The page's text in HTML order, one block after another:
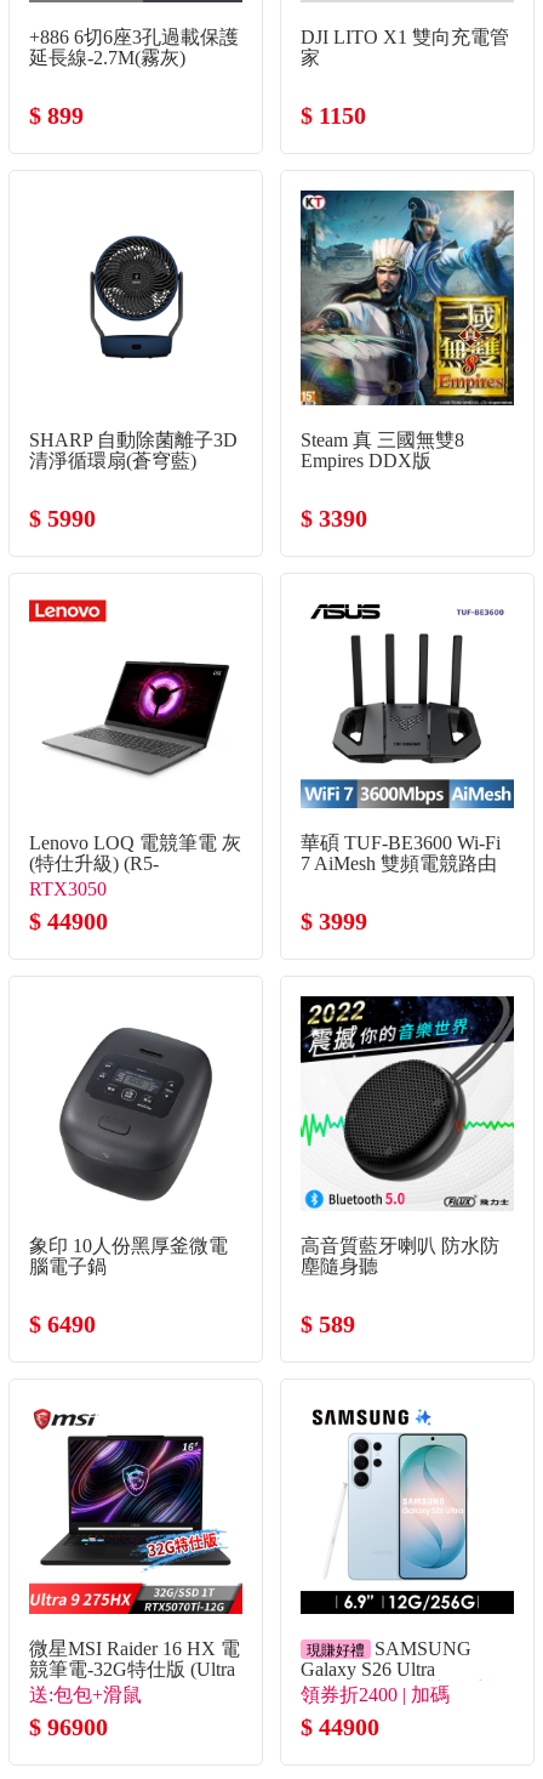
+886 6切6座3孔過載保護
延長線-2.7M(霧灰)
$ 899
DJI LITO X1 雙向充電管
家
$ 1150
SHARP 自動除菌離子3D
清淨循環扇(蒼穹藍)
$ 5990
Steam 真 三國無雙8
Empires DDX版
$ 3390
Lenovo LOQ 電競筆電 灰
(特仕升級) (R5-
7535HS/16G+16G/512G+2TB
RTX3050
$ 44900
華碩 TUF-BE3600 Wi-Fi
7 AiMesh 雙頻電競路由
$ 3999
象印 10人份黑厚釜微電
腦電子鍋
$ 6490
高音質藍牙喇叭 防水防
塵隨身聽
$ 589
微星MSI Raider 16 HX 電
競筆電-32G特仕版 (Ultra
9 275HX/32G/1T
SSD/RTX5070Ti/Win11)
送:包包+滑鼠
$ 96900
現賺好禮
SAMSUNG
Galaxy S26 Ultra
12G/256G AI智慧型手機
漫遊藍
領券折2400 | 加碼
Bud4Pro+殼貼組+熱敷眼
$ 44900